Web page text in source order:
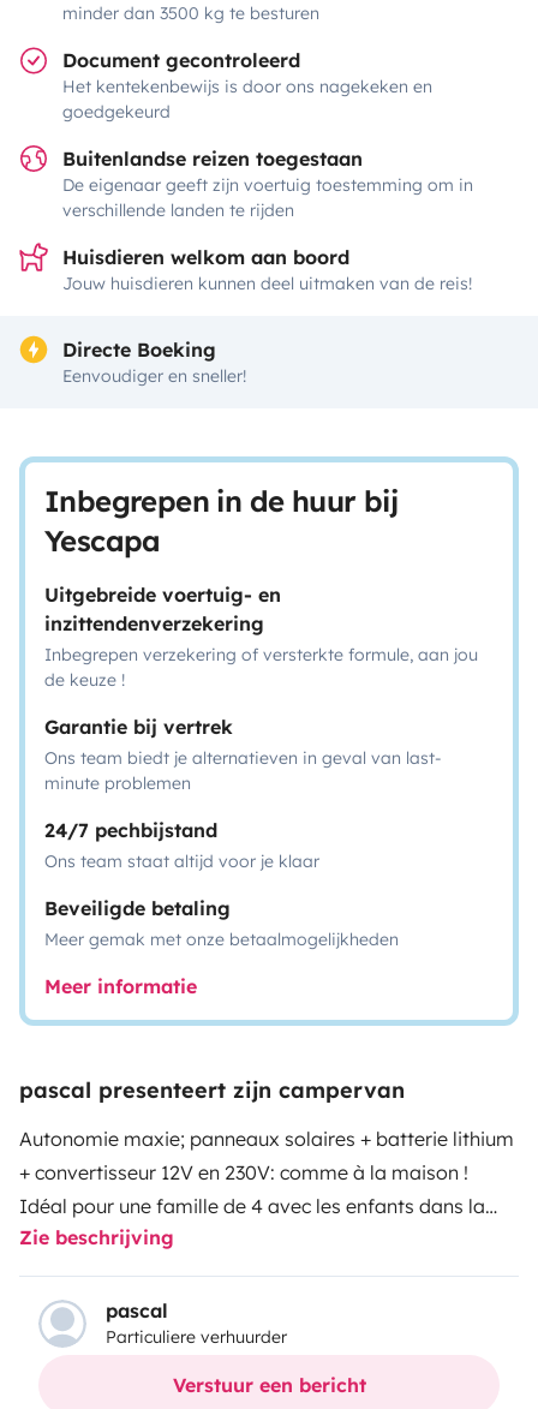
minder dan 3500 kg te besturen
Document gecontroleerd
Het kentekenbewijs is door ons nagekeken en
goedgekeurd
Buitenlandse reizen toegestaan
De eigenaar geeft zijn voertuig toestemming om in
verschillende landen te rijden
Huisdieren welkom aan boord
Jouw huisdieren kunnen deel uitmaken van de reis!
Directe Boeking
Eenvoudiger en sneller!
Inbegrepen in de huur bij
Yescapa
Uitgebreide voertuig- en
inzittendenverzekering
Inbegrepen verzekering of versterkte formule, aan jou
de keuze !
Garantie bij vertrek
Ons team biedt je alternatieven in geval van last-
minute problemen
24/7 pechbijstand
Ons team staat altijd voor je klaar
Beveiligde betaling
Meer gemak met onze betaalmogelijkheden
Meer informatie
pascal presenteert zijn campervan
Autonomie maxie; panneaux solaires + batterie lithium
+ convertisseur 12V en 230V: comme à la maison !
Idéal pour une famille de 4 avec les enfants dans la
chambre du toit.En 5.40 m, vous pouvez facilement
vous garer en longueur sur une place de parking.Le
véhicule est rehaussé et permet de sortir des sentiers
battus (Équipement DANGEL avec blocage de
différentiel sur les roues avant) mais ce n’est pas un
Zie beschrijving
pascal
Particuliere verhuurder
Verstuur een bericht